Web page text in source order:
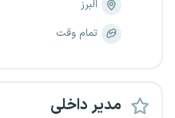
البرز
تمام وقت
مدیر داخلی